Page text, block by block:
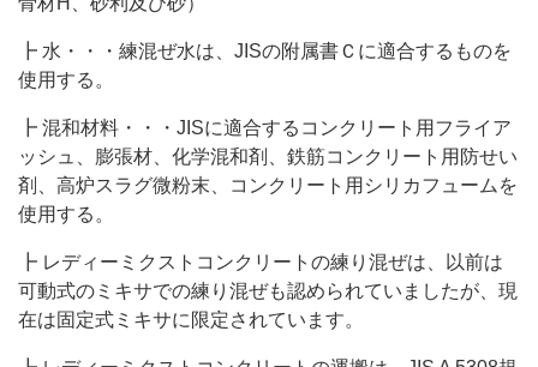
┣ 水・・・練混ぜ水は、JISの附属書Ｃに適合するものを
使用する。
┣ 混和材料・・・JISに適合するコンクリート用フライア
ッシュ、膨張材、化学混和剤、鉄筋コンクリート用防せい
剤、高炉スラグ微粉末、コンクリート用シリカフュームを
使用する。
┣ レディーミクストコンクリートの練り混ぜは、以前は
可動式のミキサでの練り混ぜも認められていましたが、現
在は固定式ミキサに限定されています。